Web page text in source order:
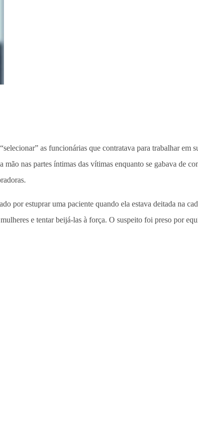
as funcionárias que contratava para trabalhar em
nas partes íntimas das vítimas enquanto se gabava de
por estuprar uma paciente quando ela estava deitada na
e tentar beijá-las à força. O suspeito foi preso por